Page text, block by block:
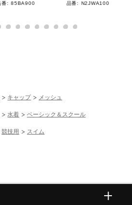
番: 85BA900 品番: N2JWA100
キャップ メッシュ
水着 ベーシック＆スクール
競技用 スイム